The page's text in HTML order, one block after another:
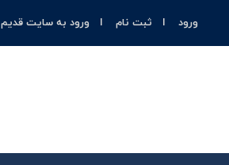
ورود ثبت نام ورود به سایت قدیم